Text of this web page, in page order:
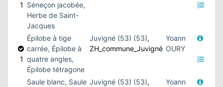
1 Séneçon jacobée,
Herbe de Saint-
Jacques
1
Épilobe à tige
carrée, Épilobe à
quatre angles,
Épilobe tétragone
Juvigné (53) (53),
ZH_commune_Juvigné
Yoann
OURY
Saule blanc, Saule Juvigné (53) (53),
Yoann